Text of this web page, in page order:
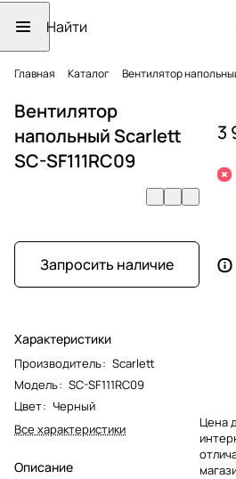
Главная Каталог Вентилятор
Вентилятор
напольный Scarlett
SC-SF111RC09
Запросить наличие
Характеристики
Производитель: Scarlett
Модель: SC-SF111RC09
Цвет: Черный
Все характеристики
Описание
3
Цена